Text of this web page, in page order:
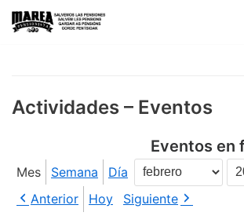
Saltar
Actividades – Eventos
Eventos en
Mes Semana Día
Mes
Año
Anterior
Hoy Siguiente